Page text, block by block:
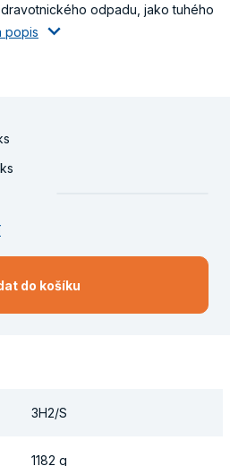
odpadu, jako tuhého
popis
do košíku
3H2/S
1182 g